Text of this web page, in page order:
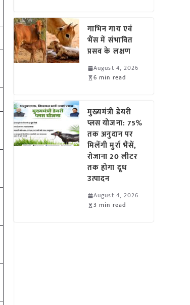
गाभिन गाय एवं
भैंस में संभावित
प्रसव के लक्षण
August 4, 2026
6 min read
मुख्यमंत्री डेयरी
प्लस योजना: 75%
तक अनुदान पर
मिलेंगी मुर्रा भैंसें,
रोजाना 20 लीटर
तक होगा दूध
उत्पादन
August 4, 2026
3 min read